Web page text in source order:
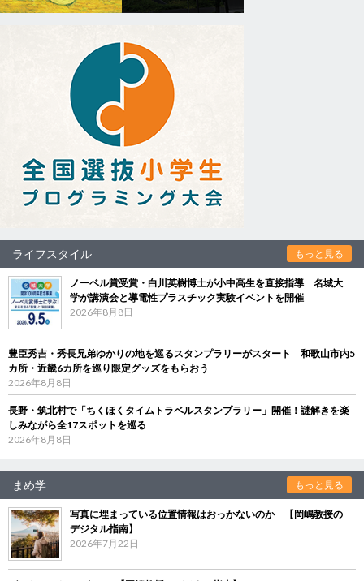
ライフスタイル もっと見る
ノーベル賞受賞・白川英樹博士が小中高生を直接指導 名城大
学が講演会と導電性プラスチック実験イベントを開催
2026年8月8日
豊臣秀吉・秀長兄弟ゆかりの地を巡るスタンプラリーがスタート 和歌山市内5
カ所・近畿6カ所を巡り限定グッズをもらおう
2026年8月8日
長野・筑北村で「ちくほくタイムトラベルスタンプラリー」開催！謎解きを楽
しみながら全17スポットを巡る
2026年8月8日
まめ学 もっと見る
写真に埋まっている位置情報はおっかないのか 【岡嶋教授の
デジタル指南】
2026年7月22日